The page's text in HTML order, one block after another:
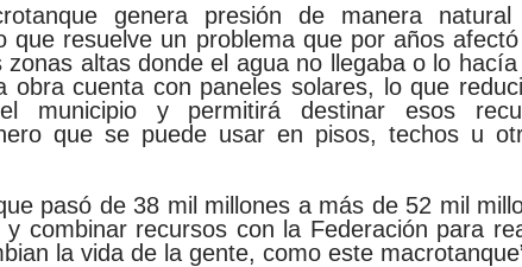
genera presión de manera
que resuelve un problema que por años
zonas altas donde el agua no llegaba o lo
obra cuenta con paneles solares, lo que
municipio y permitirá destinar esos
que se puede usar en pisos, techos u
pasó de 38 mil millones a más de 52 mil
combinar recursos con la Federación para
la vida de la gente, como este